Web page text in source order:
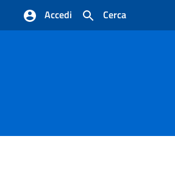
Cerca
Accedi